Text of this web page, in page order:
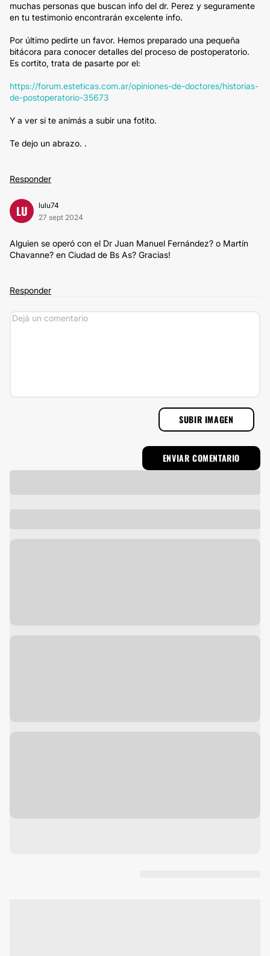
muchas personas que buscan info del dr. Perez y seguramente
en tu testimonio encontrarán excelente info.
Por último pedirte un favor. Hemos preparado una pequeña
bitácora para conocer detalles del proceso de postoperatorio.
Es cortito, trata de pasarte por el:
https://forum.esteticas.com.ar/opiniones-de-doctores/historias-
de-postoperatorio-35673
Y a ver si te animás a subir una fotito.
Te dejo un abrazo. .
Responder
LU
lulu74
27 sept 2024
Alguien se operó con el Dr Juan Manuel Fernández? o Martín
Chavanne? en Ciudad de Bs As? Gracias!
Responder
SUBIR IMAGEN